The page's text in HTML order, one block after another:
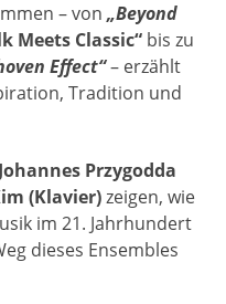
– von „Beyond
Meets Classic“ bis zu
Effect“– erzählt
Tradition und
Przygodda
(Klavier)zeigen, wie
im 21. Jahrhundert
dieses Ensembles